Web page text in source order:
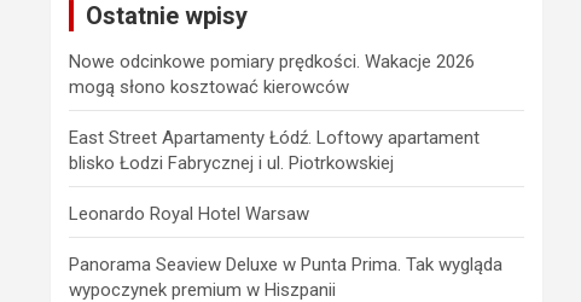
Ostatnie wpisy
Nowe odcinkowe pomiary prędkości. Wakacje 2026
mogą słono kosztować kierowców
East Street Apartamenty Łódź. Loftowy apartament
blisko Łodzi Fabrycznej i ul. Piotrkowskiej
Leonardo Royal Hotel Warsaw
Panorama Seaview Deluxe w Punta Prima. Tak wygląda
wypoczynek premium w Hiszpanii